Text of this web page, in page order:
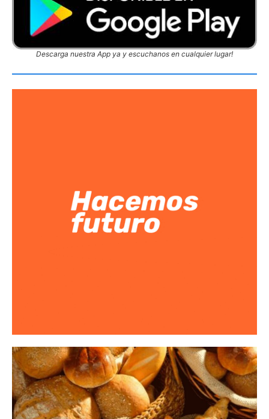
Descarga nuestra App ya y escuchanos en cualquier lugar!